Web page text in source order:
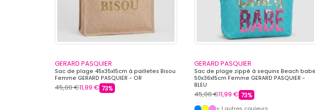
GERARD PASQUIER
Sac de plage 45x35x15cm à pailletes Bisou
Femme GERARD PASQUIER - OR
45,00 €11,99 € 73%
GERARD PASQUIER
Sac de plage zippé à sequins Beach babe
50x36x15cm Femme GERARD PASQUIER -
BLEU
45,00 €11,99 € 73%